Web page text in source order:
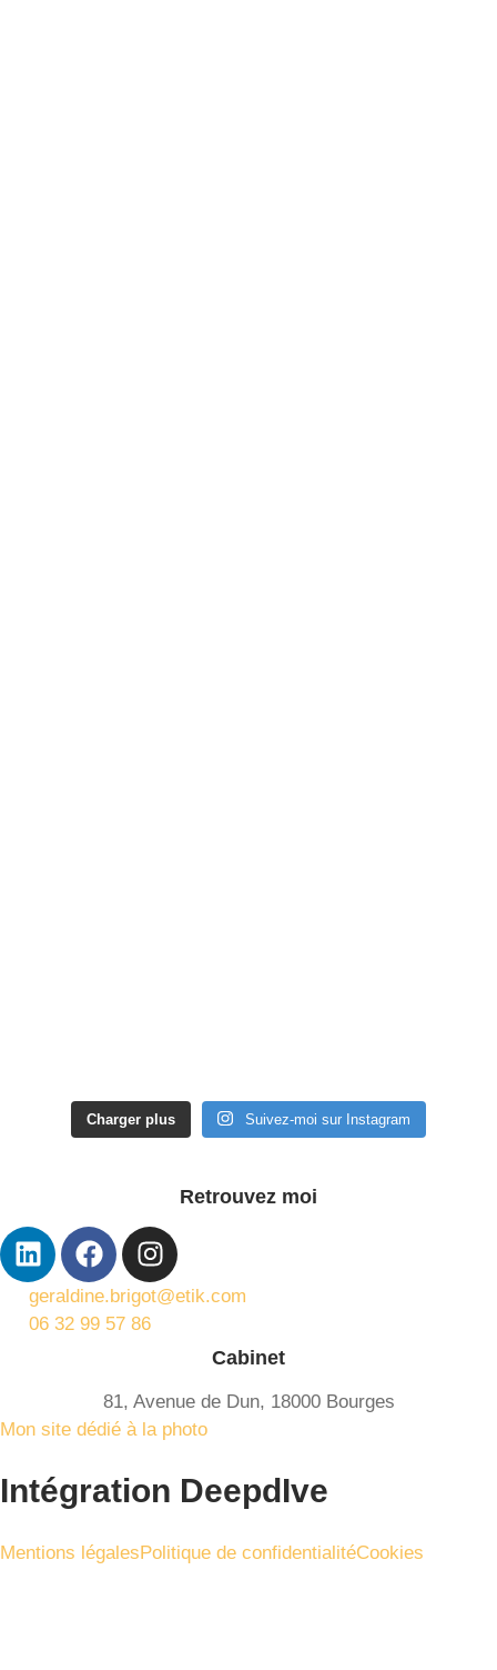
Charger plus Suivez-moi sur Instagram
Retrouvez moi
geraldine.brigot@etik.com
06 32 99 57 86
Cabinet
81, Avenue de Dun, 18000 Bourges
Mon site dédié à la photo
Intégration DeepdIve
Mentions légalesPolitique de confidentialitéCookies